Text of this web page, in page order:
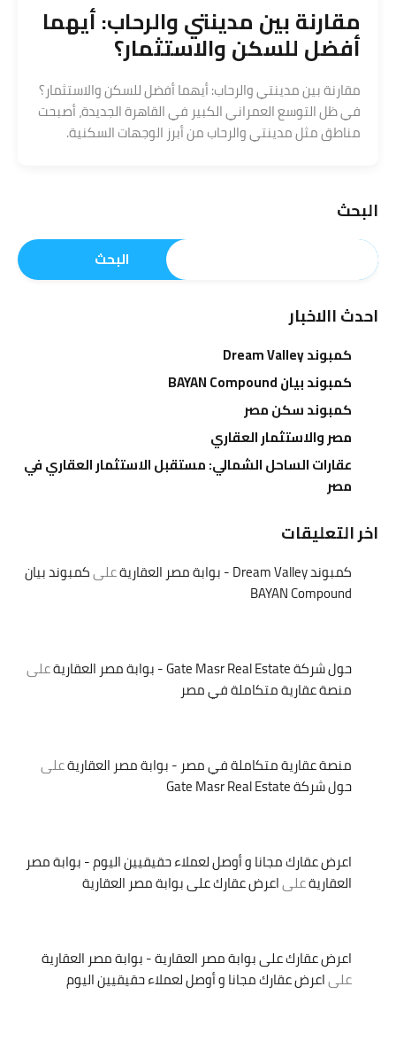
مقارنة بين مدينتي والرحاب: أيهما
أفضل للسكن والاستثمار؟
مقارنة بين مدينتي والرحاب: أيهما أفضل للسكن والاستثمار؟
في ظل التوسع العمراني الكبير في القاهرة الجديدة، أصبحت
مناطق مثل مدينتي والرحاب من أبرز الوجهات السكنية.
البحث
البحث
احدث االاخبار
كمبوند Dream Valley
كمبوند بيان BAYAN Compound
كمبوند سكن مصر
مصر والاستثمار العقاري
عقارات الساحل الشمالي: مستقبل الاستثمار العقاري في
مصر
اخر التعليقات
كمبوند Dream Valley - بوابة مصر العقارية علىكمبوند بيان
BAYAN Compound
حول شركة Gate Masr Real Estate - بوابة مصر العقارية
على
منصة عقارية متكاملة في مصر
منصة عقارية متكاملة في مصر - بوابة مصر العقاريةعلى
حول شركة Gate Masr Real Estate
اعرض عقارك مجانا و أوصل لعملاء حقيقيين اليوم - بوابة مصر
العقاريةعلىاعرض عقارك على بوابة مصر العقارية
اعرض عقارك على بوابة مصر العقارية - بوابة مصر العقارية
علىاعرض عقارك مجانا و أوصل لعملاء حقيقيين اليوم